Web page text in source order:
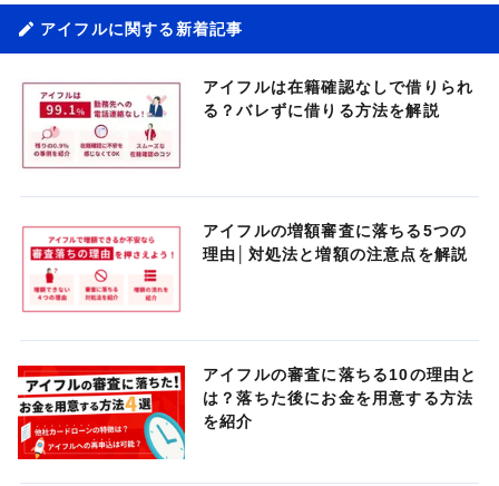
アイフルに関する新着記事
アイフルは在籍確認なしで借りられ
る？バレずに借りる方法を解説
アイフルの増額審査に落ちる5つの
理由│対処法と増額の注意点を解説
アイフルの審査に落ちる10の理由と
は？落ちた後にお金を用意する方法
を紹介